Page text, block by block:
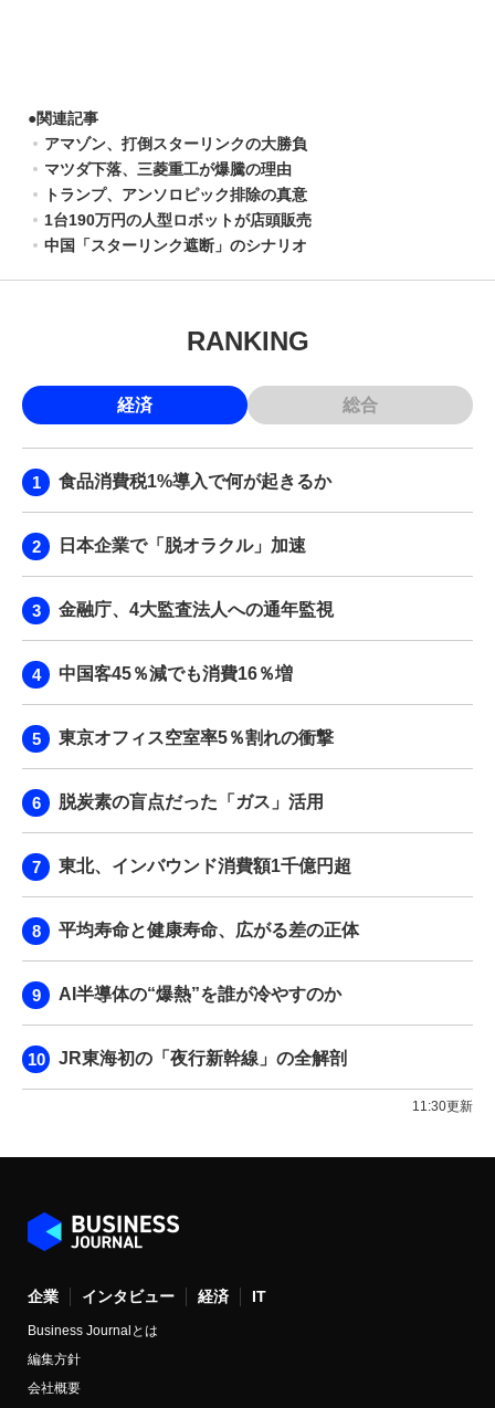
●関連記事
アマゾン、打倒スターリンクの大勝負
マツダ下落、三菱重工が爆騰の理由
トランプ、アンソロピック排除の真意
1台190万円の人型ロボットが店頭販売
中国「スターリンク遮断」のシナリオ
RANKING
経済 総合
食品消費税1%導入で何が起きるか
日本企業で「脱オラクル」加速
金融庁、4大監査法人への通年監視
中国客45％減でも消費16％増
東京オフィス空室率5％割れの衝撃
脱炭素の盲点だった「ガス」活用
東北、インバウンド消費額1千億円超
平均寿命と健康寿命、広がる差の正体
AI半導体の“爆熱”を誰が冷やすのか
JR東海初の「夜行新幹線」の全解剖
11:30更新
企業 インタビュー 経済 IT
Business Journalとは
編集方針
会社概要